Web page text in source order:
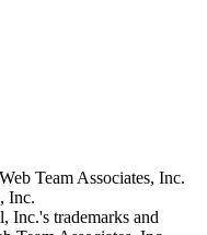
Team Associates, Inc.
Inc.
Inc.'s trademarks and